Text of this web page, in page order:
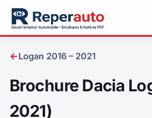
←Logan 2016 – 2021
Brochure Dacia
2021)